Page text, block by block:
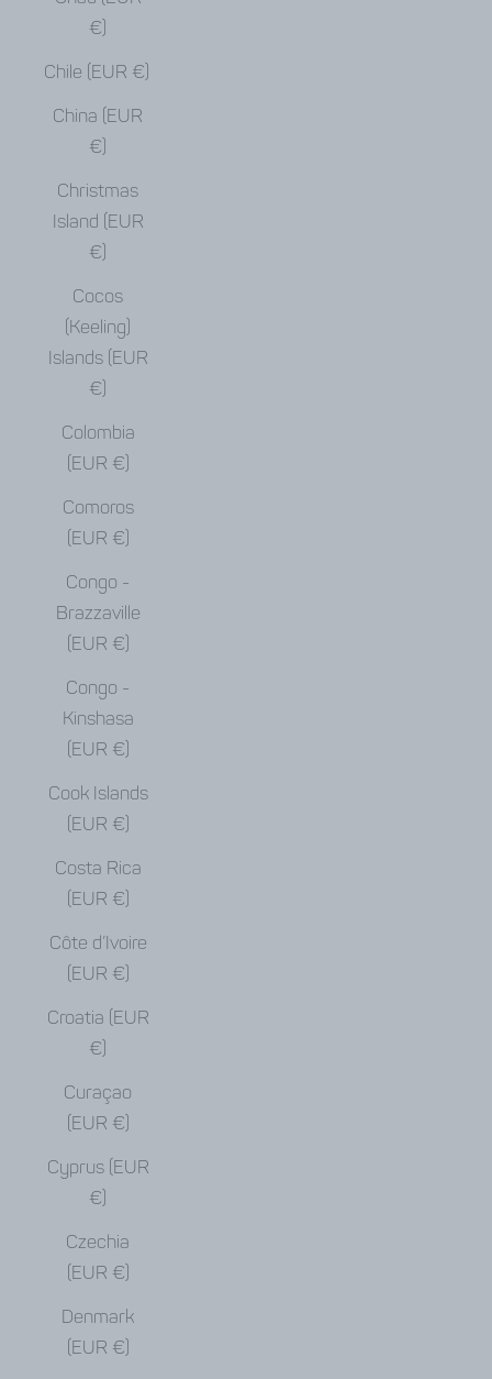
€)
Chile (EUR €)
China (EUR
€)
Christmas
Island (EUR
€)
Cocos
(Keeling)
Islands (EUR
€)
Colombia
(EUR €)
Comoros
(EUR €)
Congo -
Brazzaville
(EUR €)
Congo -
Kinshasa
(EUR €)
Cook Islands
(EUR €)
Costa Rica
(EUR €)
Côte d’Ivoire
(EUR €)
Croatia (EUR
€)
Curaçao
(EUR €)
Cyprus (EUR
€)
Czechia
(EUR €)
Denmark
(EUR €)